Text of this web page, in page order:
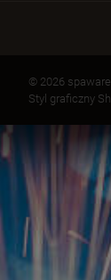
© 2026
Styl graficzny